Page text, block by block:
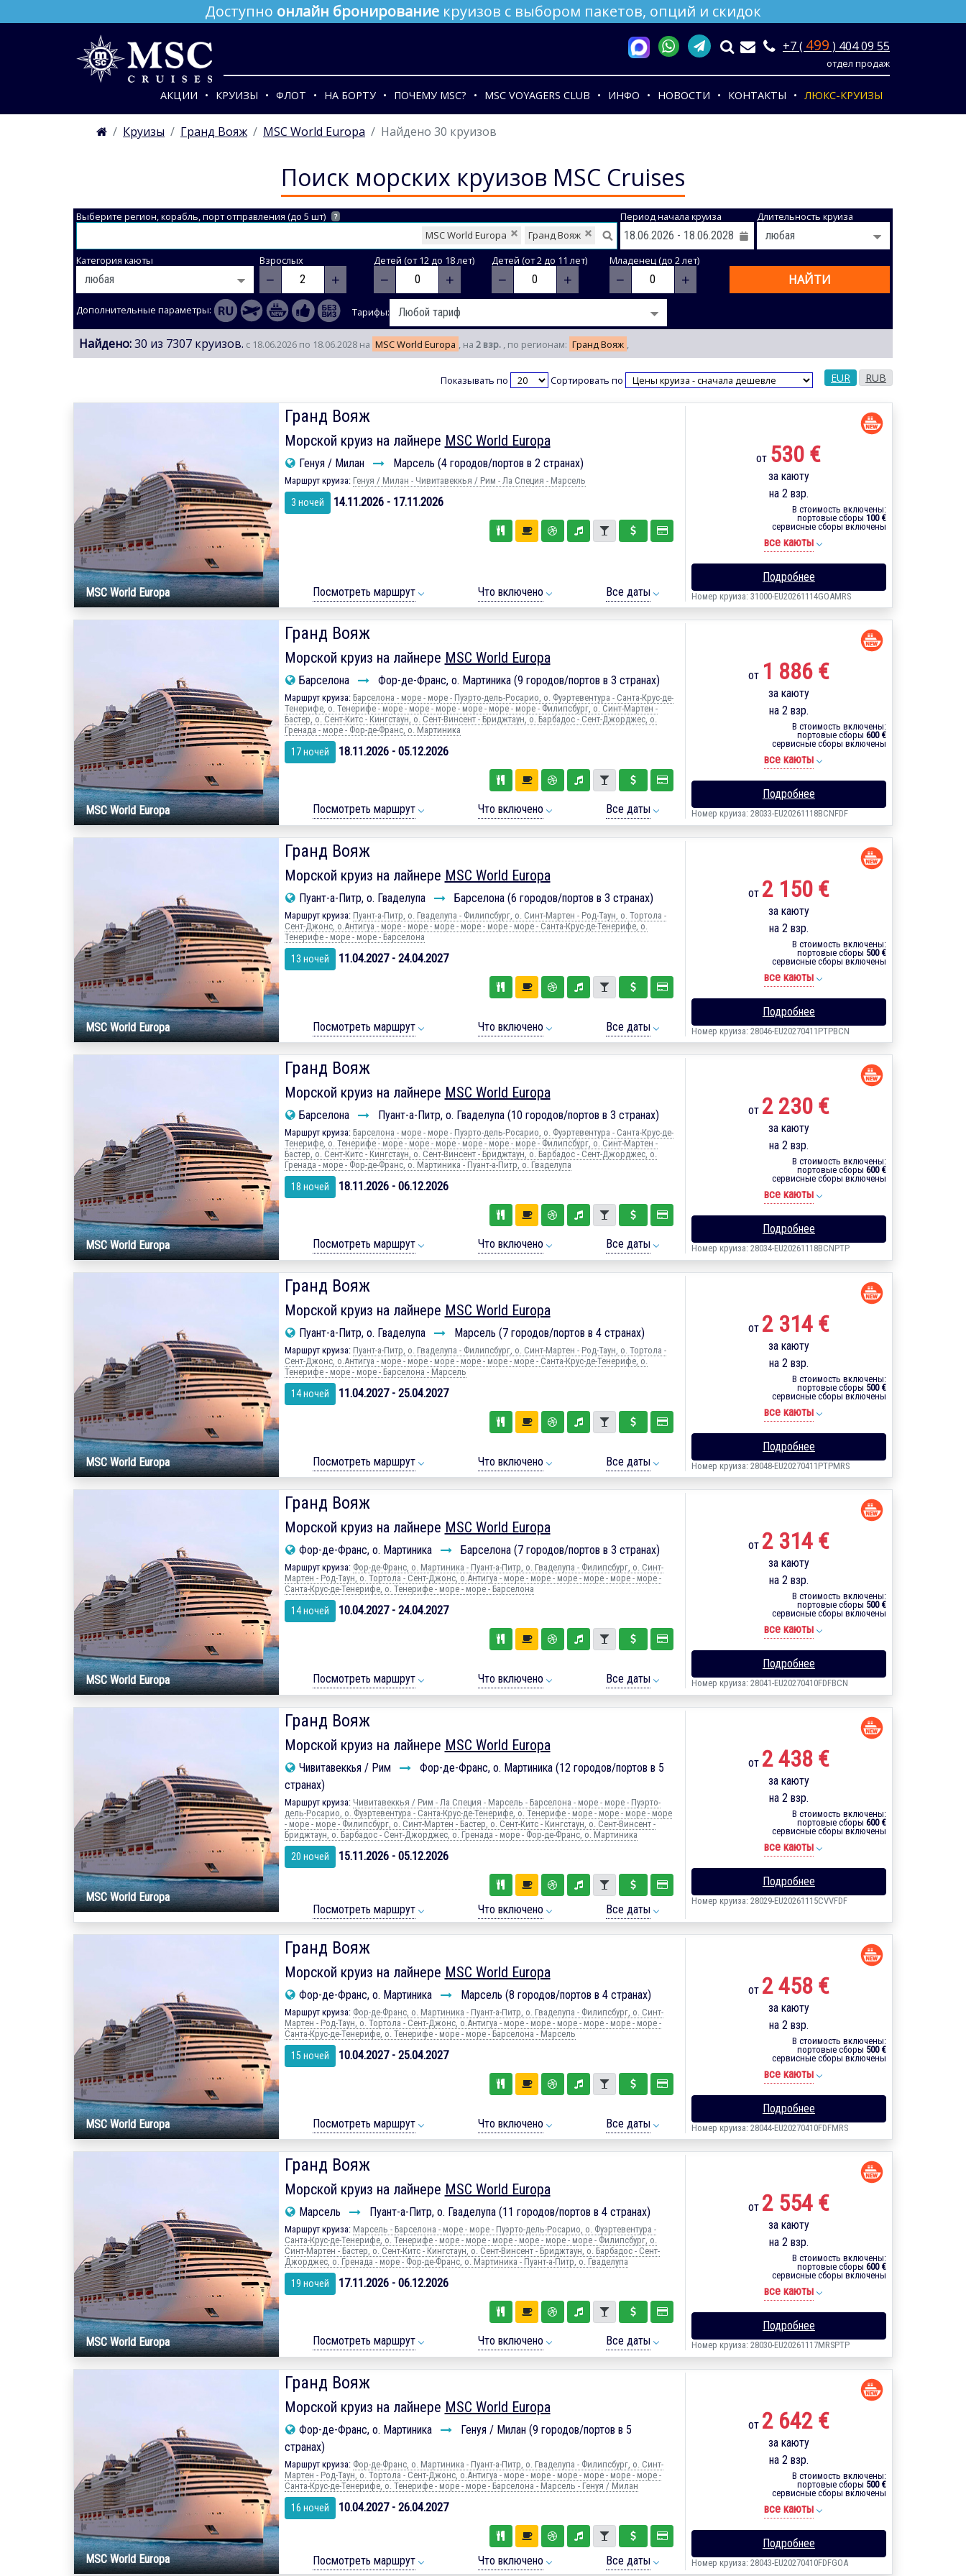
Доступно онлайн бронирование круизов с выбором пакетов, опций и скидок
+7 ( 499 ) 404 09 55
отдел продаж
АКЦИИ КРУИЗЫ ФЛОТ НА БОРТУ ПОЧЕМУ MSC? MSC VOYAGERS CLUB ИНФО НОВОСТИ КОНТАКТЫ ЛЮКС-КРУИЗЫ
Круизы Гранд Вояж MSC World Europa Найдено 30 круизов
Поиск морских круизов MSC Cruises
Выберите регион, корабль, порт отправления (до 5 шт) ?
Гранд Вояж
MSC World Europa
Период начала круиза Длительность круиза
Категория каюты Взрослых
− +
Детей (от 12 до 18 лет)
− +
Детей (от 2 до 11 лет)
− +
Младенец (до 2 лет)
− + НАЙТИ
Дополнительные параметры: Тарифы:
Найдено:30 из 7307 круизов. с 18.06.2026 по 18.06.2028 на MSC World Europa , на 2 взр. , по регионам: Гранд Вояж ,
Показывать по Сортировать по EUR RUB
MSC World Europa
Гранд Вояж
Морской круиз на лайнере MSC World Europa
Генуя / Милан Марсель (4 городов/портов в 2 странах)
Маршрут круиза: Генуя / Милан - Чивитавеккья / Рим - Ла Специя - Марсель
3 ночей 14.11.2026 - 17.11.2026
Посмотреть маршрут Что включено Все даты
от 530 €
за каюту
на 2 взр.
В стоимость включены:
портовые сборы 100 €
сервисные сборы включены
все каюты
Подробнее
Номер круиза: 31000-EU20261114GOAMRS
MSC World Europa
Гранд Вояж
Морской круиз на лайнере MSC World Europa
Барселона Фор-де-Франс, о. Мартиника (9 городов/портов в 3 странах)
Маршрут круиза: Барселона - море - море - Пуэрто-дель-Росарио, о. Фуэртевентура - Санта-Крус-де-
Тенерифе, о. Тенерифе - море - море - море - море - море - море - Филипсбург, о. Синт-Мартен -
Бастер, о. Сент-Китс - Кингстаун, о. Сент-Винсент - Бриджтаун, о. Барбадос - Сент-Джорджес, о.
Гренада - море - Фор-де-Франс, о. Мартиника
17 ночей 18.11.2026 - 05.12.2026
Посмотреть маршрут Что включено Все даты
от 1 886 €
за каюту
на 2 взр.
В стоимость включены:
портовые сборы 600 €
сервисные сборы включены
все каюты
Подробнее
Номер круиза: 28033-EU20261118BCNFDF
MSC World Europa
Гранд Вояж
Морской круиз на лайнере MSC World Europa
Пуант-а-Питр, о. Гваделупа Барселона (6 городов/портов в 3 странах)
Маршрут круиза: Пуант-а-Питр, о. Гваделупа - Филипсбург, о. Синт-Мартен - Род-Таун, о. Тортола -
Сент-Джонс, о.Антигуа - море - море - море - море - море - море - Санта-Крус-де-Тенерифе, о.
Тенерифе - море - море - Барселона
13 ночей 11.04.2027 - 24.04.2027
Посмотреть маршрут Что включено Все даты
от 2 150 €
за каюту
на 2 взр.
В стоимость включены:
портовые сборы 500 €
сервисные сборы включены
все каюты
Подробнее
Номер круиза: 28046-EU20270411PTPBCN
MSC World Europa
Гранд Вояж
Морской круиз на лайнере MSC World Europa
Барселона Пуант-а-Питр, о. Гваделупа (10 городов/портов в 3 странах)
Маршрут круиза: Барселона - море - море - Пуэрто-дель-Росарио, о. Фуэртевентура - Санта-Крус-де-
Тенерифе, о. Тенерифе - море - море - море - море - море - море - Филипсбург, о. Синт-Мартен -
Бастер, о. Сент-Китс - Кингстаун, о. Сент-Винсент - Бриджтаун, о. Барбадос - Сент-Джорджес, о.
Гренада - море - Фор-де-Франс, о. Мартиника - Пуант-а-Питр, о. Гваделупа
18 ночей 18.11.2026 - 06.12.2026
Посмотреть маршрут Что включено Все даты
от 2 230 €
за каюту
на 2 взр.
В стоимость включены:
портовые сборы 600 €
сервисные сборы включены
все каюты
Подробнее
Номер круиза: 28034-EU20261118BCNPTP
MSC World Europa
Гранд Вояж
Морской круиз на лайнере MSC World Europa
Пуант-а-Питр, о. Гваделупа Марсель (7 городов/портов в 4 странах)
Маршрут круиза: Пуант-а-Питр, о. Гваделупа - Филипсбург, о. Синт-Мартен - Род-Таун, о. Тортола -
Сент-Джонс, о.Антигуа - море - море - море - море - море - море - Санта-Крус-де-Тенерифе, о.
Тенерифе - море - море - Барселона - Марсель
14 ночей 11.04.2027 - 25.04.2027
Посмотреть маршрут Что включено Все даты
от 2 314 €
за каюту
на 2 взр.
В стоимость включены:
портовые сборы 500 €
сервисные сборы включены
все каюты
Подробнее
Номер круиза: 28048-EU20270411PTPMRS
MSC World Europa
Гранд Вояж
Морской круиз на лайнере MSC World Europa
Фор-де-Франс, о. Мартиника Барселона (7 городов/портов в 3 странах)
Маршрут круиза: Фор-де-Франс, о. Мартиника - Пуант-а-Питр, о. Гваделупа - Филипсбург, о. Синт-
Мартен - Род-Таун, о. Тортола - Сент-Джонс, о.Антигуа - море - море - море - море - море - море -
Санта-Крус-де-Тенерифе, о. Тенерифе - море - море - Барселона
14 ночей 10.04.2027 - 24.04.2027
Посмотреть маршрут Что включено Все даты
от 2 314 €
за каюту
на 2 взр.
В стоимость включены:
портовые сборы 500 €
сервисные сборы включены
все каюты
Подробнее
Номер круиза: 28041-EU20270410FDFBCN
MSC World Europa
Гранд Вояж
Морской круиз на лайнере MSC World Europa
Чивитавеккья / Рим
Фор-де-Франс, о. Мартиника (12 городов/портов в 5
странах)
Маршрут круиза: Чивитавеккья / Рим - Ла Специя - Марсель - Барселона - море - море - Пуэрто-
дель-Росарио, о. Фуэртевентура - Санта-Крус-де-Тенерифе, о. Тенерифе - море - море - море - море
- море - море - Филипсбург, о. Синт-Мартен - Бастер, о. Сент-Китс - Кингстаун, о. Сент-Винсент -
Бриджтаун, о. Барбадос - Сент-Джорджес, о. Гренада - море - Фор-де-Франс, о. Мартиника
20 ночей 15.11.2026 - 05.12.2026
Посмотреть маршрут Что включено Все даты
от 2 438 €
за каюту
на 2 взр.
В стоимость включены:
портовые сборы 600 €
сервисные сборы включены
все каюты
Подробнее
Номер круиза: 28029-EU20261115CVVFDF
MSC World Europa
Гранд Вояж
Морской круиз на лайнере MSC World Europa
Фор-де-Франс, о. Мартиника Марсель (8 городов/портов в 4 странах)
Маршрут круиза: Фор-де-Франс, о. Мартиника - Пуант-а-Питр, о. Гваделупа - Филипсбург, о. Синт-
Мартен - Род-Таун, о. Тортола - Сент-Джонс, о.Антигуа - море - море - море - море - море - море -
Санта-Крус-де-Тенерифе, о. Тенерифе - море - море - Барселона - Марсель
15 ночей 10.04.2027 - 25.04.2027
Посмотреть маршрут Что включено Все даты
от 2 458 €
за каюту
на 2 взр.
В стоимость включены:
портовые сборы 500 €
сервисные сборы включены
все каюты
Подробнее
Номер круиза: 28044-EU20270410FDFMRS
MSC World Europa
Гранд Вояж
Морской круиз на лайнере MSC World Europa
Марсель Пуант-а-Питр, о. Гваделупа (11 городов/портов в 4 странах)
Маршрут круиза: Марсель - Барселона - море - море - Пуэрто-дель-Росарио, о. Фуэртевентура -
Санта-Крус-де-Тенерифе, о. Тенерифе - море - море - море - море - море - море - Филипсбург, о.
Синт-Мартен - Бастер, о. Сент-Китс - Кингстаун, о. Сент-Винсент - Бриджтаун, о. Барбадос - Сент-
Джорджес, о. Гренада - море - Фор-де-Франс, о. Мартиника - Пуант-а-Питр, о. Гваделупа
19 ночей 17.11.2026 - 06.12.2026
Посмотреть маршрут Что включено Все даты
от 2 554 €
за каюту
на 2 взр.
В стоимость включены:
портовые сборы 600 €
сервисные сборы включены
все каюты
Подробнее
Номер круиза: 28030-EU20261117MRSPTP
MSC World Europa
Гранд Вояж
Морской круиз на лайнере MSC World Europa
Фор-де-Франс, о. Мартиника
Генуя / Милан (9 городов/портов в 5
странах)
Маршрут круиза: Фор-де-Франс, о. Мартиника - Пуант-а-Питр, о. Гваделупа - Филипсбург, о. Синт-
Мартен - Род-Таун, о. Тортола - Сент-Джонс, о.Антигуа - море - море - море - море - море - море -
Санта-Крус-де-Тенерифе, о. Тенерифе - море - море - Барселона - Марсель - Генуя / Милан
16 ночей 10.04.2027 - 26.04.2027
Посмотреть маршрут Что включено Все даты
от 2 642 €
за каюту
на 2 взр.
В стоимость включены:
портовые сборы 500 €
сервисные сборы включены
все каюты
Подробнее
Номер круиза: 28043-EU20270410FDFGOA